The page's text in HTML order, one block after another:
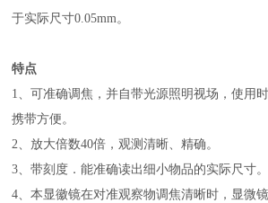
于实际尺寸0.05mm。
特点
1、可准确调焦，并自带光源照明视场，使用
携带方便。
2、放大倍数40倍，观测清晰、精确。
3、带刻度．能准确读出细小物品的实际尺寸。
4、本显徽镜在对准观察物调焦清晰时，显微